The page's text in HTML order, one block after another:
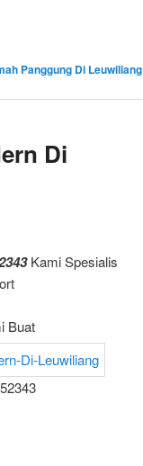
Panggung Di Leuwiliang
Di
Kami Spesialis
Buat